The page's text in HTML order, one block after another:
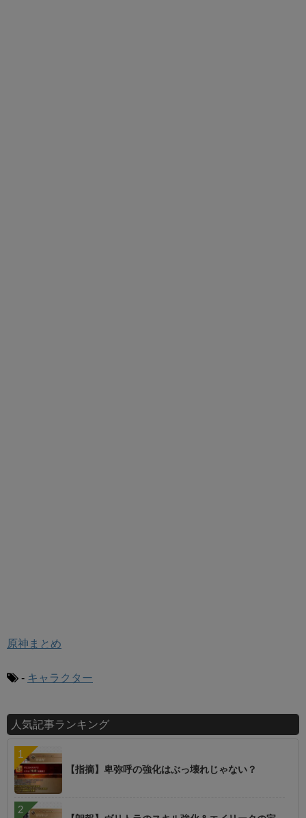
原神まとめ
- キャラクター
人気記事ランキング
【指摘】卑弥呼の強化はぶっ壊れじゃない？